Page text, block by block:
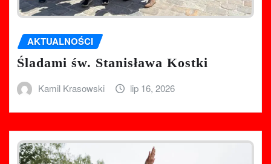
AKTUALNOŚCI
Śladami św. Stanisława Kostki
Kamil Krasowski lip 16, 2026